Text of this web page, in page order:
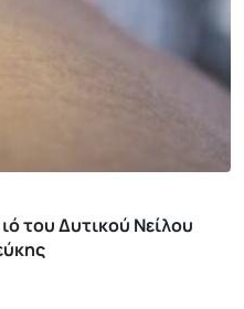
του Δυτικού Νείλου